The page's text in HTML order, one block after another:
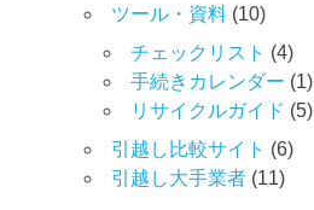
ツール・資料 (10)
チェックリスト (4)
手続きカレンダー (1)
リサイクルガイド (5)
引越し比較サイト (6)
引越し大手業者 (11)